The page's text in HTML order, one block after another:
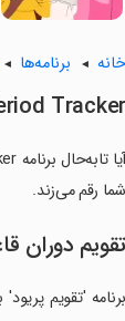
خانه برنامه‌ها
Tracker
شما رقم می‌زند.
تقویم دوران